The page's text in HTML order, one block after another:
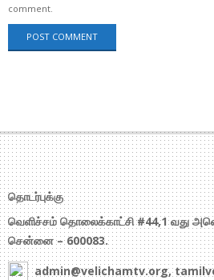
comment.
தொடர்புக்கு
வெளிச்சம் தொலைக்காட்சி #44,1 வது
சென்னை – 600083.
admin@velichamtv.org,